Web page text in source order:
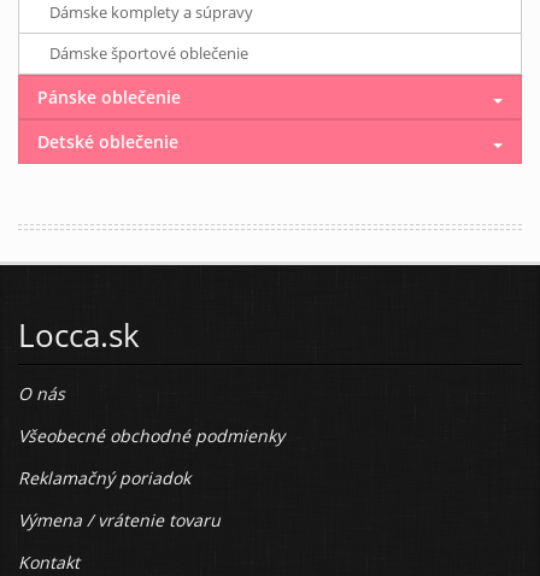
Dámske komplety a súpravy
Dámske športové oblečenie
Pánske oblečenie
Detské oblečenie
Locca.sk
O nás
Všeobecné obchodné podmienky
Reklamačný poriadok
Výmena / vrátenie tovaru
Kontakt